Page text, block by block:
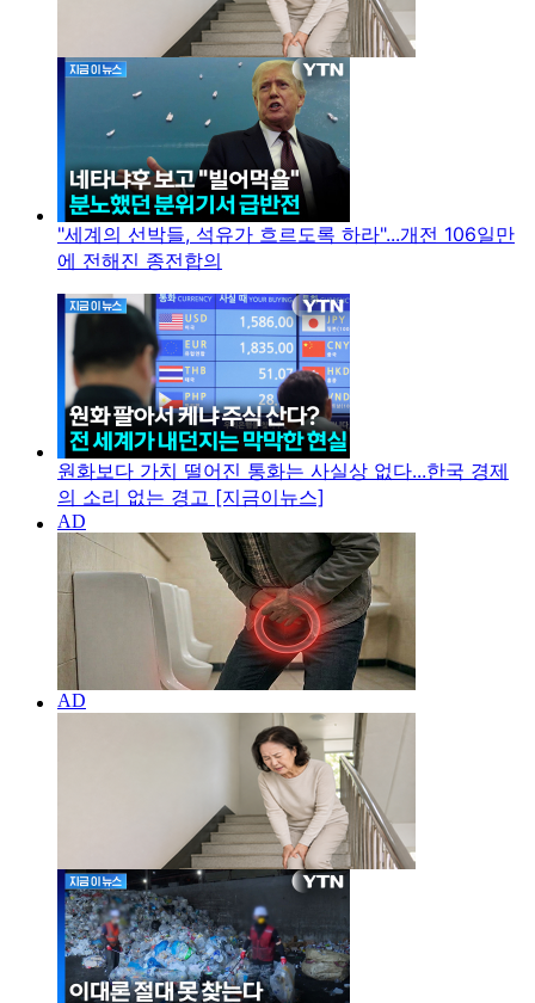
"세계의 선박들, 석유가 흐르도록 하라"...개전 106일만
에 전해진 종전합의
원화보다 가치 떨어진 통화는 사실상 없다...한국 경제
의 소리 없는 경고 [지금이뉴스]